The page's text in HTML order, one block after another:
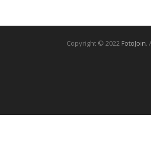
Copyright © 2022 FotoJoin.